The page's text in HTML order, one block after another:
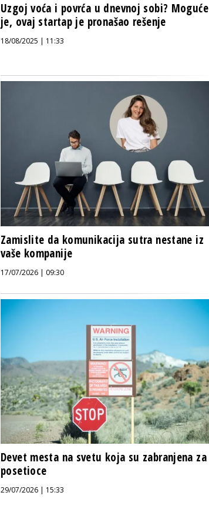
Uzgoj voća i povrća u dnevnoj sobi? Moguće
je, ovaj startap je pronašao rešenje
18/08/2025 | 11:33
Zamislite da komunikacija sutra nestane iz
vaše kompanije
17/07/2026 | 09:30
Devet mesta na svetu koja su zabranjena za
posetioce
29/07/2026 | 15:33